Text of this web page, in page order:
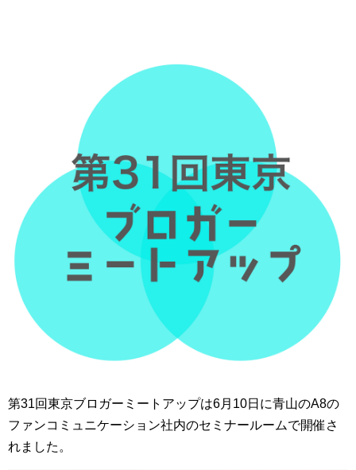
第31回東京ブロガーミートアップは6月10日に青山のA8の
ファンコミュニケーション社内のセミナールームで開催さ
れました。